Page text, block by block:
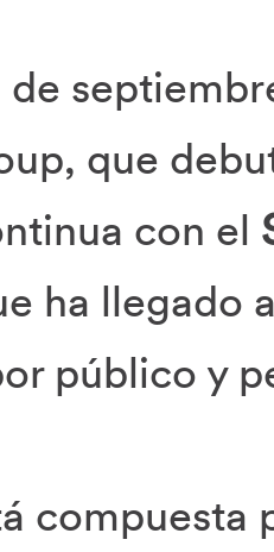
de
que
con el
ha llegado
público y
compuesta